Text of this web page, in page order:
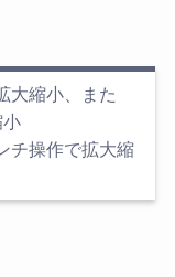
大縮小、また
小
チ操作で拡大縮